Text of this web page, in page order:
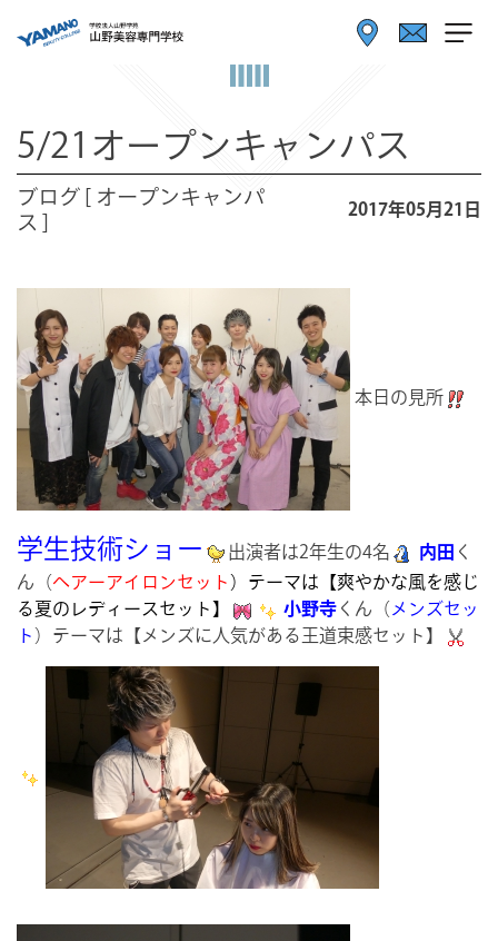
5/21オープンキャンパス
ブログ [ オープンキャンパ
ス ]
2017年05月21日
本日の見所
学生技術ショー 出演者は2年生の4名 内田 く
ん（ヘアーアイロンセット ）テーマは【爽やかな風を感じ
る夏のレディースセット】
小野寺 くん（ メンズセッ
ト ）テーマは【メンズに人気がある王道束感セット】